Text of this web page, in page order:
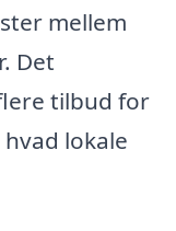
mellem
Det
tilbud for
lokale